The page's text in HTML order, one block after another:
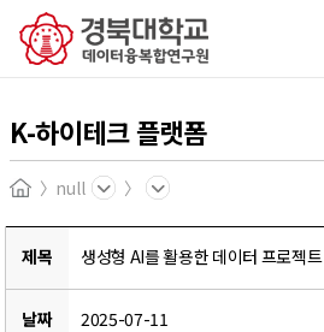
K-하이테크 플랫폼
Homenull
제목 생성형 AI를 활용한 데이터 프로젝트
날짜 2025-07-11